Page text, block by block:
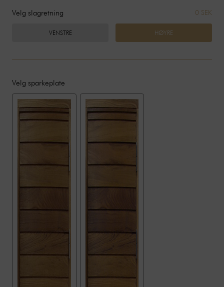
Velg slagretning 0 SEK
VENSTRE HØYRE
Velg sparkeplate